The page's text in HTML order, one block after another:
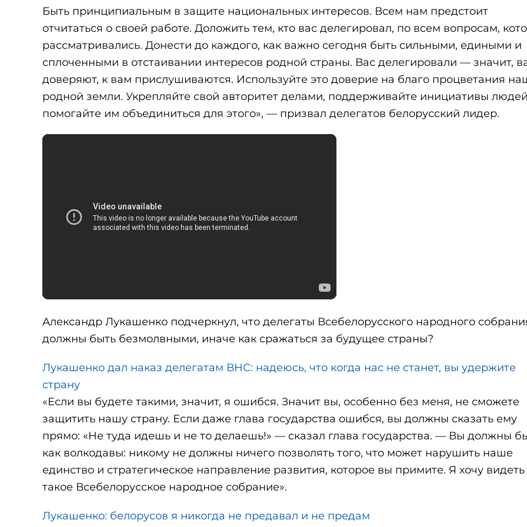
Быть принципиальным в защите национальных интересов. Всем нам предстоит
отчитаться о своей работе. Доложить тем, кто вас делегировал, по всем вопросам,
рассматривались. Донести до каждого, как важно сегодня быть сильными, едиными и
сплоченными в отстаивании интересов родной страны. Вас делегировали — значит,
доверяют, к вам прислушиваются. Используйте это доверие на благо процветания
родной земли. Укрепляйте свой авторитет делами, поддерживайте инициативы
помогайте им объединиться для этого», — призвал делегатов белорусский лидер.
Александр Лукашенко подчеркнул, что делегаты Всебелорусского народного
должны быть безмолвными, иначе как сражаться за будущее страны?
Лукашенко дал наказ делегатам ВНС: надеюсь, что когда нас не станет, вы удержите
страну
«Если вы будете такими, значит, я ошибся. Значит вы, особенно без меня, не сможете
защитить нашу страну. Если даже глава государства ошибся, вы должны сказать ему
прямо: «Не туда идешь и не то делаешь!» — сказал глава государства. — Вы должны
как волкодавы: никому не должны ничего позволять того, что может нарушить наше
единство и стратегическое направление развития, которое вы примите. Я хочу видеть
такое Всебелорусское народное собрание».
Лукашенко: белорусов я никогда не предавал и не предам